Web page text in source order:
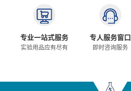
专业一站式服务
实验用品应有尽有
专人服务窗口
即时咨询服务